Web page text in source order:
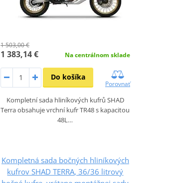
1 503,00 €
1 383,14 € Na centrálnom sklade
Do košíka
Porovnať
Kompletní sada hliníkových kufrů SHAD
Terra obsahuje vrchní kufr TR48 s kapacitou
48L…
Kompletná sada bočných hliníkových
kufrov SHAD TERRA, 36/36 litrový